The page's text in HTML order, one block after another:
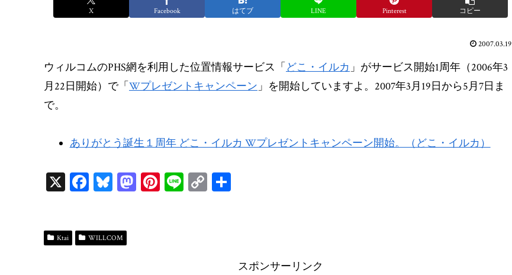
X Facebook はてブ LINE Pinterest コピー
2007.03.19
ウィルコムのPHS網を利用した位置情報サービス「 どこ・イルカ 」がサービス開始1周年（2006年3
月22日開始）で「 Wプレゼントキャンペーン 」を開始していますよ。2007年3月19日から5月7日ま
で。
ありがとう誕生１周年 どこ・イルカ Wプレゼントキャンペーン開始。（どこ・イルカ）
X Fa
ok
Bl
y
M Pi Li C
Ktai WILLCOM
スポンサーリンク